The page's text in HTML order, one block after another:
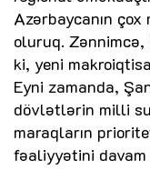
Azərbaycanın çox
oluruq.
ki, yeni
Eyni zamanda,
dövlətlərin milli
maraqların
fəaliyyətini davam